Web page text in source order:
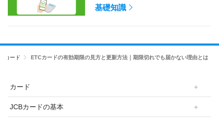
基礎知識
カード ETCカードの有効期限の見方と更新方法｜期限切れでも届かない理由とは
カード
JCBカードの基本